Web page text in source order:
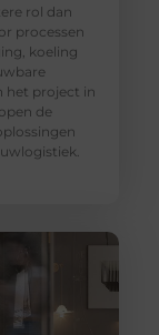
rol dan
processen
koeling
het project in
de